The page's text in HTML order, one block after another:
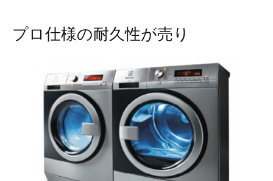
プロ仕様の耐久性が売り